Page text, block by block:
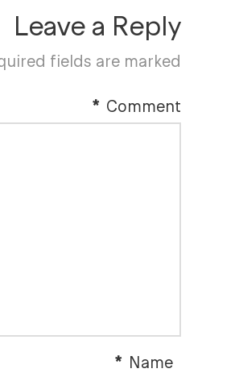
Leave a Reply
fields are marked
Comment
*
Name
*